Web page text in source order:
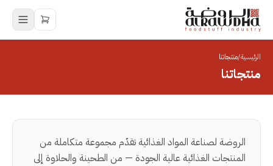
الرئيسية/منتجاتنا
منتجاتنا
الروضة لصناعة المواد الغذائية تقدّم مجموعة متكاملة من
المنتجات الغذائية عالية الجودة — من الطحينة والحلاوة إلى